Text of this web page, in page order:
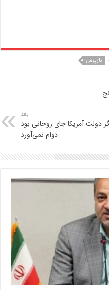
بازپرس
بعد
دولت آمریکا جای روحانی بود
دوام نمی‌آورد